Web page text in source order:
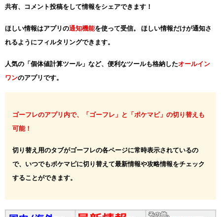
共有、コメント投稿をして情報をシェアできます！
ほしい情報はアプリの通知機能を使って受信。 ほしい情報だけが通知さ
れるようにフィルタリングできます。
人気の「個体値計算ツール」など、便利なツールも格納したオールイン
ワンのアプリです。
ゴーフレのアプリ内で、「ゴーフレ」と「ポケマピ」の切り替えも
可能！
切り替え用のタブがゴーフレの各ページに常時表示されているの
で、いつでもポケマピに切り替えて最新情報や攻略情報をチェック
することができます。